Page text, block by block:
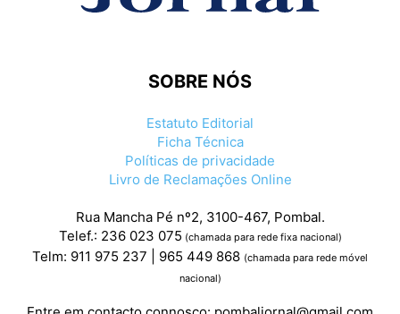
SOBRE NÓS
Estatuto Editorial
Ficha Técnica
Políticas de privacidade
Livro de Reclamações Online
Rua Mancha Pé nº2, 3100-467, Pombal.
Telef.: 236 023 075 (chamada para rede fixa nacional)
Telm: 911 975 237 | 965 449 868 (chamada para rede móvel
nacional)